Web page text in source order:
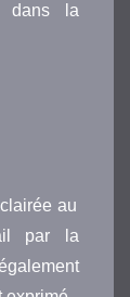
dans la
au
par la